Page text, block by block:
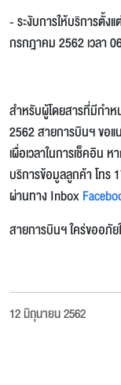
- ระงับการให้บริการตั้ง
กรกฎาคม 2562 เวลา
สำหรับผู้โดยสารที่มีกำห
2562 สายการบินฯ ขอแ
เผื่อเวลาในการเช็คอิน
บริการข้อมูลลูกค้า โทร
ผ่านทาง Inbox
สายการบินฯ ใคร่ขออภั
12 มิถุนายน 2562